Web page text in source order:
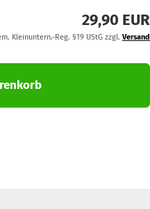
29,90 EUR
Kleinuntern.-Reg. §19 UStG zzgl. Versand